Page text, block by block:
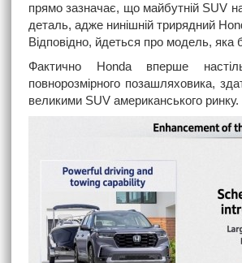
прямо зазначає, що майбутній SUV
деталь, адже нинішній трирядний
Відповідно, йдеться про модель,
Фактично Honda вперше
повнорозмірного позашляховика,
великими SUV американського ринку.